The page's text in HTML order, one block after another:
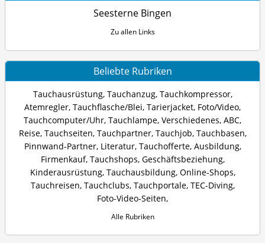
Seesterne Bingen
Zu allen Links
Beliebte Rubriken
Tauchausrüstung, Tauchanzug, Tauchkompressor,
Atemregler, Tauchflasche/Blei, Tarierjacket, Foto/Video,
Tauchcomputer/Uhr, Tauchlampe, Verschiedenes, ABC,
Reise, Tauchseiten, Tauchpartner, Tauchjob, Tauchbasen,
Pinnwand-Partner, Literatur, Tauchofferte, Ausbildung,
Firmenkauf, Tauchshops, Geschäftsbeziehung,
Kinderausrüstung, Tauchausbildung, Online-Shops,
Tauchreisen, Tauchclubs, Tauchportale, TEC-Diving,
Foto-Video-Seiten,
Alle Rubriken